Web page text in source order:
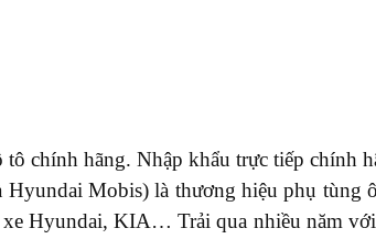
chính hãng. Nhập khẩu trực tiếp chính
Mobis) là thương hiệu phụ tùng
Hyundai, KIA… Trải qua nhiều năm